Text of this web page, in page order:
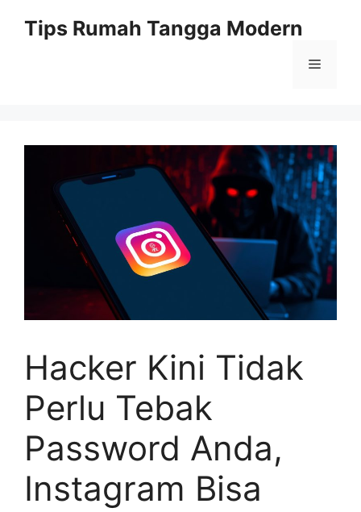
Tips Rumah Tangga Modern
Menu
Hacker Kini Tidak
Perlu Tebak
Password Anda,
Instagram Bisa